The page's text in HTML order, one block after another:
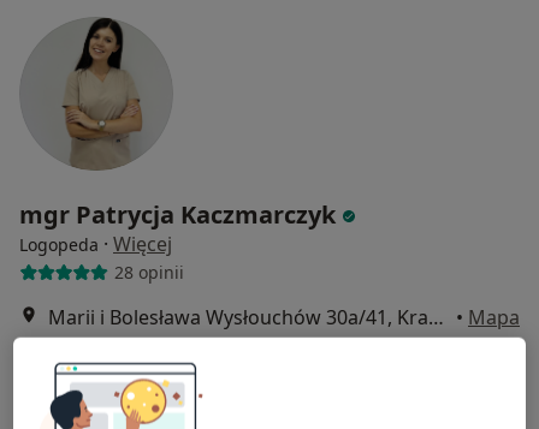
mgr Patrycja Kaczmarczyk
Logopeda · Więcej
28 opinii
Marii i Bolesława Wysłouchów 30a/41, Kraków • Mapa
Centrum Terapii LOGOMILLU
Konsultacja logopedyczna